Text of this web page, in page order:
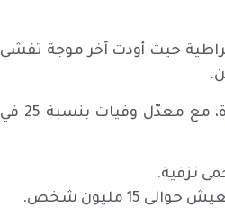
حيث أودت آخر موجة تفشي
وأكّد المعهد الوطني للصحة العامة في البلاد 1003 حالات إصابة و254 وفاة، مع معدّل وفيات بنسبة 25 في
مليون شخص.